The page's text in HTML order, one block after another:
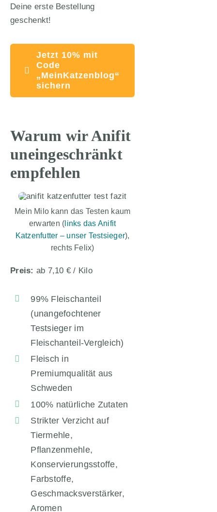
Deine erste Bestellung
geschenkt!
Jetzt 10% mit
Code
„MeinKatzenblog“
sichern
Warum wir Anifit
uneingeschränkt
empfehlen
Mein Milo kann das Testen kaum
erwarten ( links das Anifit
Katzenfutter – unser Testsieger),
rechts Felix)
Preis: ab 7,10 € / Kilo
99% Fleischanteil
(unangefochtener
Testsieger im
Fleischanteil-Vergleich)
Fleisch in
Premiumqualität aus
Schweden
100% natürliche Zutaten
Strikter Verzicht auf
Tiermehle,
Pflanzenmehle,
Konservierungsstoffe,
Farbstoffe,
Geschmacksverstärker,
Aromen